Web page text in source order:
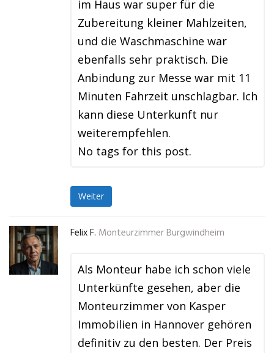
im Haus war super für die
Zubereitung kleiner Mahlzeiten,
und die Waschmaschine war
ebenfalls sehr praktisch. Die
Anbindung zur Messe war mit 11
Minuten Fahrzeit unschlagbar. Ich
kann diese Unterkunft nur
weiterempfehlen.
No tags for this post.
Weiter
Felix F. Monteurzimmer Burgwindheim
Als Monteur habe ich schon viele
Unterkünfte gesehen, aber die
Monteurzimmer von Kasper
Immobilien in Hannover gehören
definitiv zu den besten. Der Preis